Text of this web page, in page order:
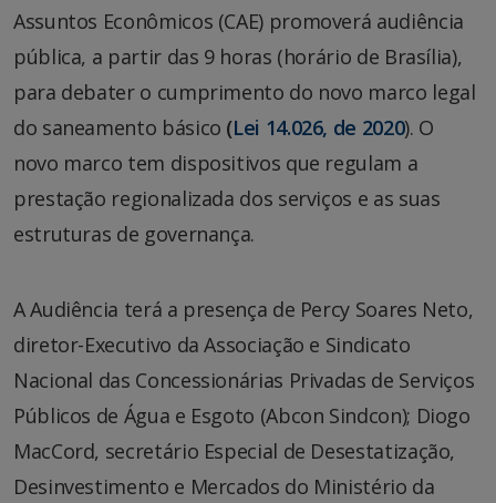
Assuntos Econômicos (CAE) promoverá audiência
pública, a partir das 9 horas (horário de Brasília),
para debater o cumprimento do novo marco legal
do saneamento básico (Lei 14.026, de 2020). O
novo marco tem dispositivos que regulam a
prestação regionalizada dos serviços e as suas
estruturas de governança.
A Audiência terá a presença de Percy Soares Neto,
diretor-Executivo da Associação e Sindicato
Nacional das Concessionárias Privadas de Serviços
Públicos de Água e Esgoto (Abcon Sindcon); Diogo
MacCord, secretário Especial de Desestatização,
Desinvestimento e Mercados do Ministério da